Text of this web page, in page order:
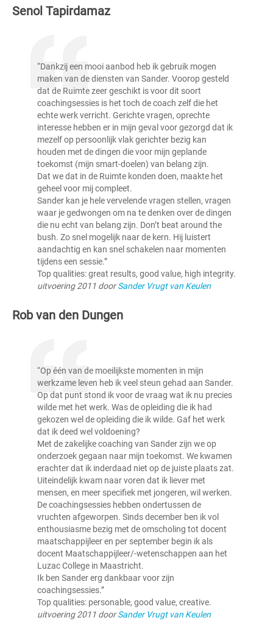
Senol Tapirdamaz
“Dankzij een mooi aanbod heb ik gebruik mogen
maken van de diensten van Sander. Voorop gesteld
dat de Ruimte zeer geschikt is voor dit soort
coachingsessies is het toch de coach zelf die het
echte werk verricht. Gerichte vragen, oprechte
interesse hebben er in mijn geval voor gezorgd dat ik
mezelf op persoonlijk vlak gerichter bezig kan
houden met de dingen die voor mijn geplande
toekomst (mijn smart-doelen) van belang zijn.
Dat we dat in de Ruimte konden doen, maakte het
geheel voor mij compleet.
Sander kan je hele vervelende vragen stellen, vragen
waar je gedwongen om na te denken over de dingen
die nu echt van belang zijn. Don’t beat around the
bush. Zo snel mogelijk naar de kern. Hij luistert
aandachtig en kan snel schakelen naar momenten
tijdens een sessie.”
Top qualities: great results, good value, high integrity.
uitvoering 2011 doorSander Vrugt van Keulen
Rob van den Dungen
“Op één van de moeilijkste momenten in mijn
werkzame leven heb ik veel steun gehad aan Sander.
Op dat punt stond ik voor de vraag wat ik nu precies
wilde met het werk. Was de opleiding die ik had
gekozen wel de opleiding die ik wilde. Gaf het werk
dat ik deed wel voldoening?
Met de zakelijke coaching van Sander zijn we op
onderzoek gegaan naar mijn toekomst. We kwamen
erachter dat ik inderdaad niet op de juiste plaats zat.
Uiteindelijk kwam naar voren dat ik liever met
mensen, en meer specifiek met jongeren, wil werken.
De coachingsessies hebben ondertussen de
vruchten afgeworpen. Sinds december ben ik vol
enthousiasme bezig met de omscholing tot docent
maatschappijleer en per september begin ik als
docent Maatschappijleer/-wetenschappen aan het
Luzac College in Maastricht.
Ik ben Sander erg dankbaar voor zijn
coachingsessies.”
Top qualities: personable, good value, creative.
uitvoering 2011 doorSander Vrugt van Keulen